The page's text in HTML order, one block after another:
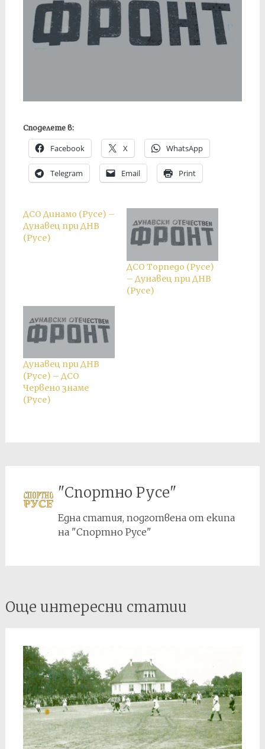
Споделете в:
Facebook X WhatsApp
Telegram Email Print
ДСО Динамо (Русе) –
Дунавец при ДНВ
(Русе)
ДСО Торпедо (Русе)
– Дунавец при ДНВ
(Русе)
Дунавец при ДНВ
(Русе) – ДСО
Червено знаме
(Русе)
"Спортно Русе"
Една статия, подготвена от екипа
на "Спортно Русе"
Post
navigation
Още интересни статии